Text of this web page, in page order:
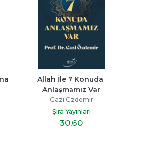
Allah İle 7 Konuda
Anlaşmamız Var
Gazi Özdemir
Şira Yayınları
30,60